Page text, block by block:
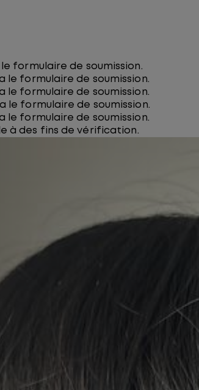
formulaire de soumission.
formulaire de soumission.
formulaire de soumission.
le formulaire de soumission.
formulaire de soumission.
à des fins de vérification.